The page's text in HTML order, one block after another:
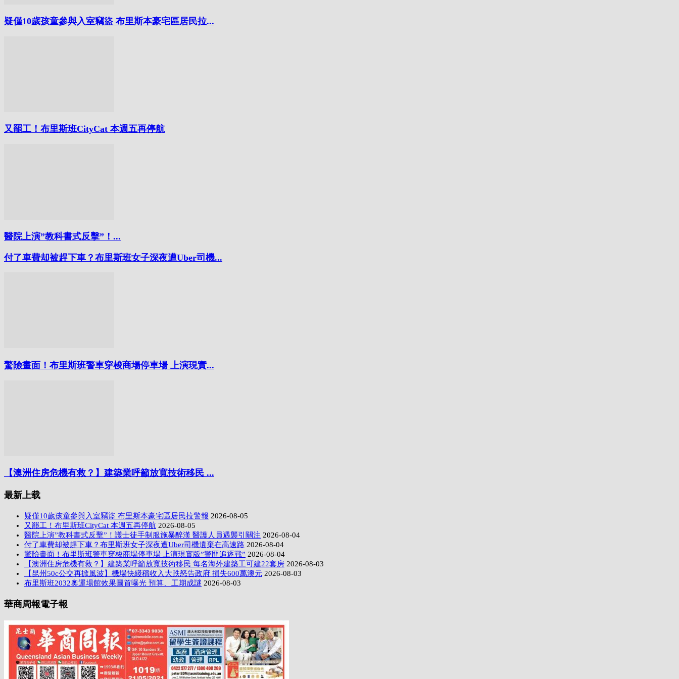
疑僅10歲孩童參與入室竊盜 布里斯本豪宅區居民拉...
又罷工！布里斯班CityCat 本週五再停航
醫院上演”教科書式反擊”！...
付了車費却被趕下車？布里斯班女子深夜遭Uber司機...
驚險畫面！布里斯班警車穿梭商場停車場 上演現實...
【澳洲住房危機有救？】建築業呼籲放寬技術移民 ...
最新上载
疑僅10歲孩童參與入室竊盜 布里斯本豪宅區居民拉警報 2026-08-05
又罷工！布里斯班CityCat 本週五再停航 2026-08-05
醫院上演”教科書式反擊”！護士徒手制服施暴醉漢 醫護人員遇襲引關注 2026-08-04
付了車費却被趕下車？布里斯班女子深夜遭Uber司機遺棄在高速路 2026-08-04
驚險畫面！布里斯班警車穿梭商場停車場 上演現實版”警匪追逐戰” 2026-08-04
【澳洲住房危機有救？】建築業呼籲放寬技術移民 每名海外建築工可建22套房 2026-08-03
【昆州50c公交再掀風波】機場快綫稱收入大跌怒告政府 損失600萬澳元 2026-08-03
布里斯班2032奧運場館效果圖首曝光 預算、工期成謎 2026-08-03
華商周報電子報